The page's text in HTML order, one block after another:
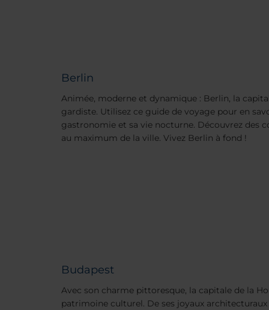
Berlin
Animée, moderne et dynamique : Berlin, la
gardiste. Utilisez ce guide de voyage pour en
gastronomie et sa vie nocturne. Découvrez des
au maximum de la ville. Vivez Berlin à fond !
Budapest
Avec son charme pittoresque, la capitale de la
patrimoine culturel. De ses joyaux